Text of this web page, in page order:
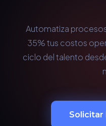
Automatiza
35% tus costos
ciclo del talento
Solicitar